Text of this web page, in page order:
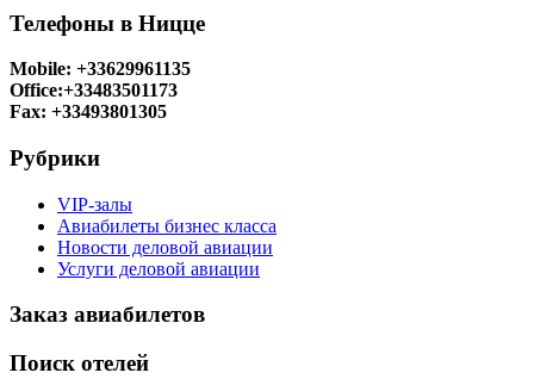
Телефоны в Ницце
Mobile: +33629961135
Office:+33483501173
Fax: +33493801305
Рубрики
VIP-залы
Авиабилеты бизнес класса
Новости деловой авиации
Услуги деловой авиации
Заказ авиабилетов
Поиск отелей